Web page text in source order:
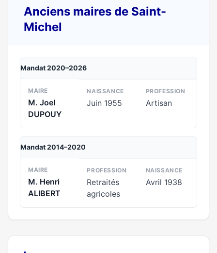
Anciens maires de Saint-
Michel
Mandat 2020–2026
MAIRE
M. Joel
DUPOUY
NAISSANCE
Juin 1955
PROFESSION
Artisan
Mandat 2014–2020
MAIRE
M. Henri
ALIBERT
PROFESSION
Retraités
agricoles
NAISSANCE
Avril 1938